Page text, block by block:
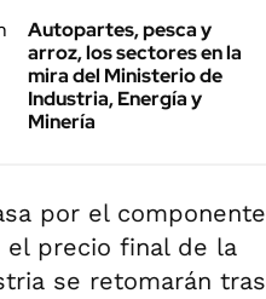
Autopartes, pesca y
arroz, los sectores en la
mira del Ministerio de
Industria, Energía y
Minería
por el componente
el precio final de la
se retomarán tras